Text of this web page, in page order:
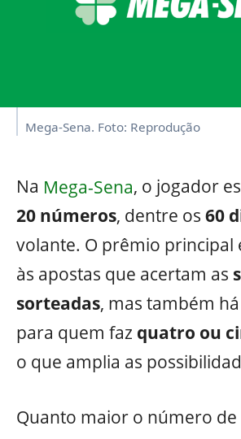
Mega-Sena. Foto: Reprodução
Na Mega-Sena, o jogador
20 números, dentre os 60
volante. O prêmio principal
às apostas que acertam as
sorteadas, mas também
para quem faz quatro ou
o que amplia as
Quanto maior o número de